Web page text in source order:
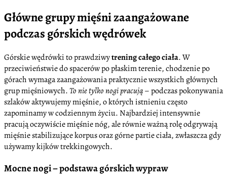
Główne grupy mięśni zaangażowane
podczas górskich wędrówek
Górskie wędrówki to prawdziwytrening całego ciała. W
przeciwieństwie do spacerów po płaskim terenie, chodzenie po
górach wymaga zaangażowania praktycznie wszystkich głównych
grup mięśniowych.To nie tylko nogi pracują– podczas pokonywania
szlaków aktywujemy mięśnie, o których istnieniu często
zapominamy w codziennym życiu. Najbardziej intensywnie
pracują oczywiście mięśnie nóg, ale równie ważną rolę odgrywają
mięśnie stabilizujące korpus oraz górne partie ciała, zwłaszcza gdy
używamy kijków trekkingowych.
Mocne nogi – podstawa górskich wypraw